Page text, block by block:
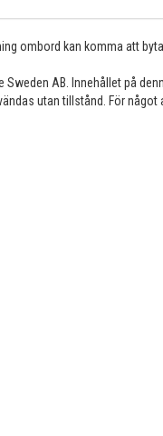
ombord kan komma att
AB. Innehållet på
utan tillstånd. För något